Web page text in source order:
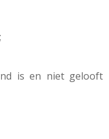
is en niet gelooft